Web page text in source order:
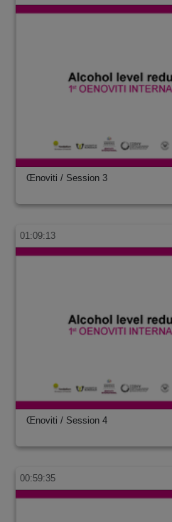
Œnoviti / Session 3
01:09:13
Œnoviti / Session 4
00:59:35